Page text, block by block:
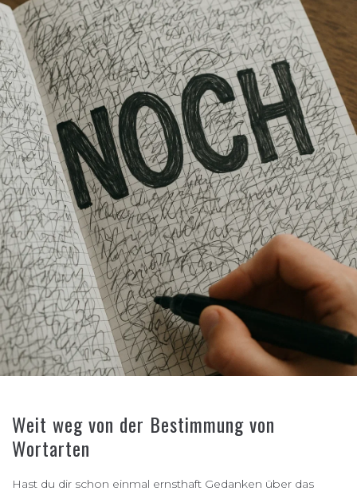
Weit weg von der Bestimmung von
Wortarten
Hast du dir schon einmal ernsthaft Gedanken über das